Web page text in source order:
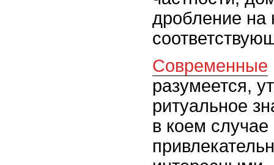
дробление на
Современные
разумеется,
ритуальное
в коем